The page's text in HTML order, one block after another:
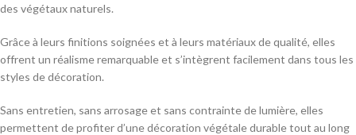
des végétaux naturels.
Grâce à leurs finitions soignées et à leurs matériaux de qualité, elles
offrent un réalisme remarquable et s’intègrent facilement dans tous les
styles de décoration.
Sans entretien, sans arrosage et sans contrainte de lumière, elles
permettent de profiter d’une décoration végétale durable tout au long